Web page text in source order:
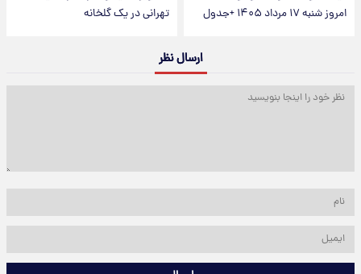
امروز شنبه ۱۷ مرداد ۱۴۰۵ +جدول
تهرانی در یک گلخانه
ارسال نظر